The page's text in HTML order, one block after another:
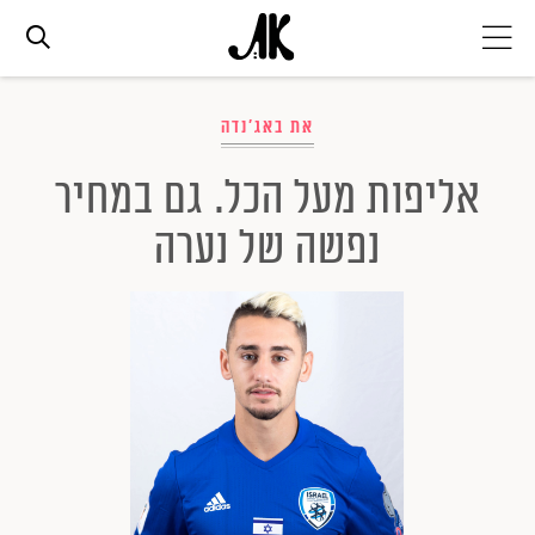
אג׳נדה
אופנה
ביוטי
סלבס
ערוצים נוספים
המגזין
את באג'נדה
אליפות מעל הכל. גם במחיר
נפשה של נערה